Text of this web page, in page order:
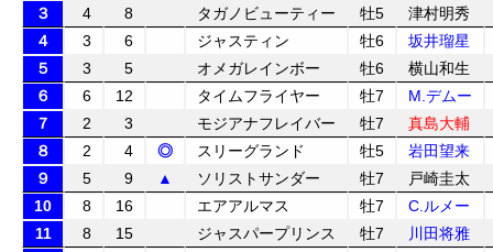
３
4 8 タガノビューティー 牡5
津村明秀
４
3 6 ジャスティン 牡6
坂井瑠星
５
3 5 オメガレインボー 牡6
横山和生
６
6 12 タイムフライヤー 牡7
M.デムー
７
2 3 モジアナフレイバー 牡7
真島大輔
８
2 4 ◎ スリーグランド 牡5
岩田望来
９
5 9 ▲ ソリストサンダー 牡7
戸崎圭太
10
8 16 エアアルマス 牡7
C.ルメー
11
8 15 ジャスパープリンス 牡7
川田将雅